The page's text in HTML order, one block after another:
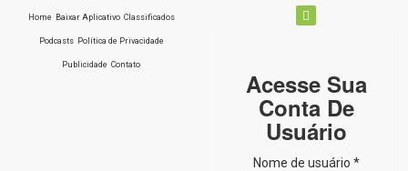
Home Baixar Aplicativo Classificados
Podcasts Política de Privacidade
Publicidade Contato
Acesse Sua
Conta De
Usuário
Nome de usuário *